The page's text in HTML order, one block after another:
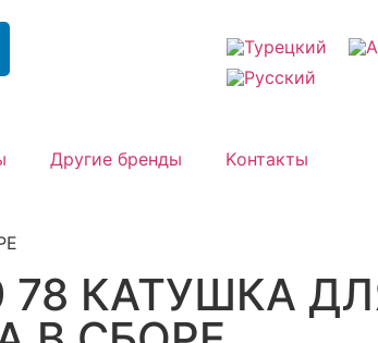
Другие бренды Kонтакты
78 КАТУШКА